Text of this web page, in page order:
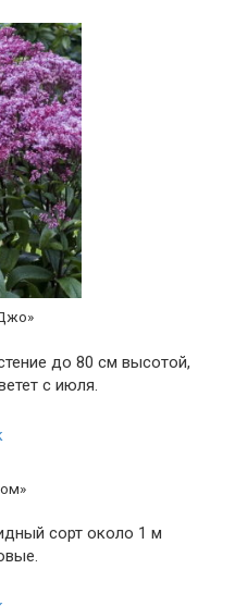
до 80 см высотой,
с июля.
сорт около 1 м